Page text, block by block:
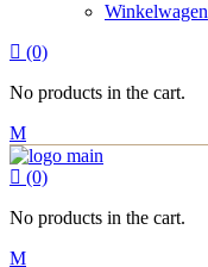
Winkelwagen
(0)
No products in the cart.
(0)
No products in the cart.